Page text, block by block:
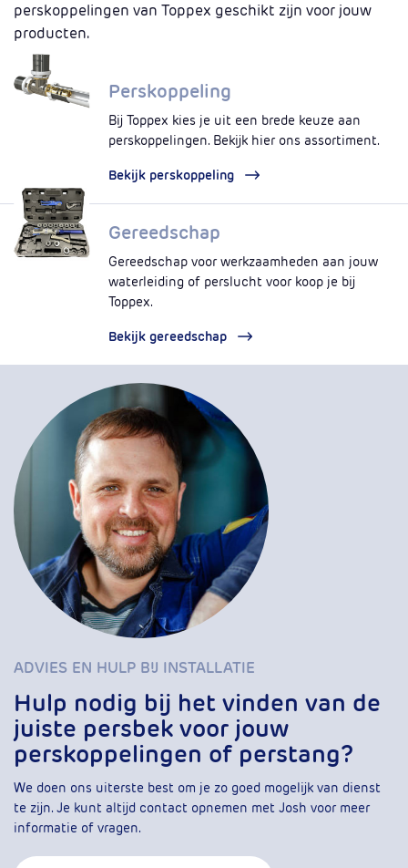
perskoppelingen van Toppex geschikt zijn voor jouw
producten.
Perskoppeling
Bij Toppex kies je uit een brede keuze aan
perskoppelingen. Bekijk hier ons assortiment.
Bekijk perskoppeling
Gereedschap
Gereedschap voor werkzaamheden aan jouw
waterleiding of perslucht voor koop je bij
Toppex.
Bekijk gereedschap
ADVIES EN HULP BIJ INSTALLATIE
Hulp nodig bij het vinden van de
juiste persbek voor jouw
perskoppelingen of perstang?
We doen ons uiterste best om je zo goed mogelijk van dienst
te zijn. Je kunt altijd contact opnemen met Josh voor meer
informatie of vragen.